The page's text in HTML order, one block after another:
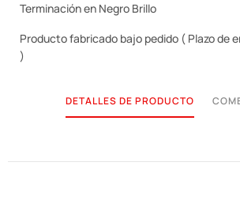
Terminación en Negro Brillo
Producto fabricado bajo pedido ( Plazo de
)
DETALLES DE PRODUCTO